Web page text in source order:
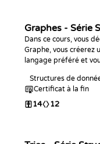
Graphes - Série
Dans ce cours, vous
Graphe, vous créerez
langage préféré et
Structures de
Certificat à la fin
14 12